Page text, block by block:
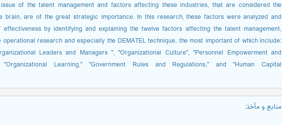
of the talent management and factors affecting these industries, that are considered the
brain, are of the great strategic importance. In this research, these factors were analyzed and
by identifying and explaining the twelve factors affecting the talent management,
research and especially the DEMATEL technique, the most important of which include:
Leaders and Managers ", "Organizational Culture", "Personnel Empowerment and
"Organizational Learning," "Government Rules and Regulations," and "Human Capital
منابع و مأخذ: